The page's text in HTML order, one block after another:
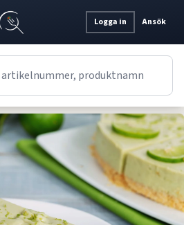
Logga in Ansök
Lime och kokos cheesecake